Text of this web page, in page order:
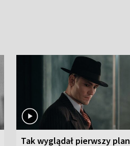
Tak wyglądał pierwszy plan